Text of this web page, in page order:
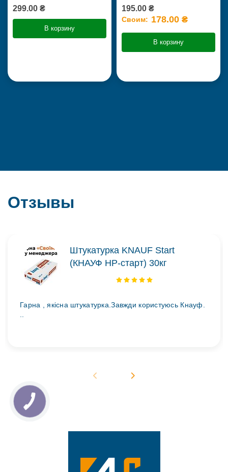
299.00 ₴
В корзину
195.00 ₴
Своим: 178.00 ₴
В корзину
Отзывы
Штукатурка KNAUF Start
(КНАУФ НР-старт) 30кг
Гарна , якісна штукатурка.Завжди користуюсь Кнауф.
..